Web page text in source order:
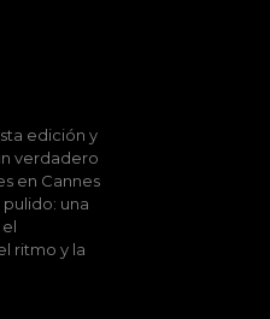
edición y
verdadero
en Cannes
una
ritmo y la